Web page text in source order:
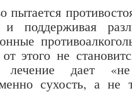
и поддерживая
от этого не
лечение дает
сухость, а не